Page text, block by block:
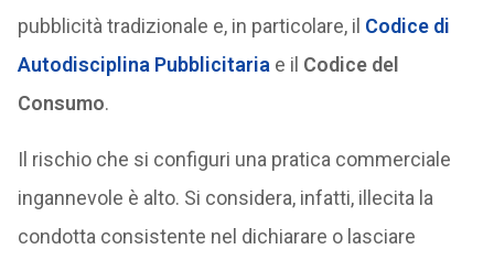
pubblicità tradizionale e, in particolare, il Codice di
Autodisciplina Pubblicitaria e il Codice del
Consumo.
Il rischio che si configuri una pratica commerciale
ingannevole è alto. Si considera, infatti, illecita la
condotta consistente nel dichiarare o lasciare